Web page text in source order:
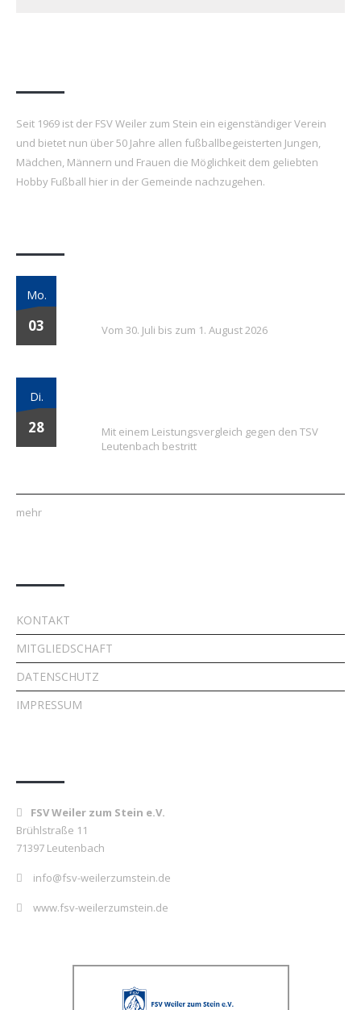
Seit 1969 ist der FSV Weiler zum Stein ein eigenständiger Verein
und bietet nun über 50 Jahre allen fußballbegeisterten Jungen,
Mädchen, Männern und Frauen die Möglichkeit dem geliebten
Hobby Fußball hier in der Gemeinde nachzugehen.
Mo.
03 Vom 30. Juli bis zum 1. August 2026
Di.
28
Mit einem Leistungsvergleich gegen den TSV
Leutenbach bestritt
mehr
KONTAKT
MITGLIEDSCHAFT
DATENSCHUTZ
IMPRESSUM
FSV Weiler zum Stein e.V.
Brühlstraße 11
71397 Leutenbach
info@fsv-weilerzumstein.de
www.fsv-weilerzumstein.de